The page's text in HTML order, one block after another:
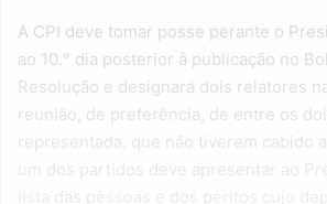
A CPI deve tomar posse perante o
ao 10.° dia posterior à publicação no
Resolução e designará dois relatores
reunião, de preferência, de entre os
representada, que não tiverem cabido